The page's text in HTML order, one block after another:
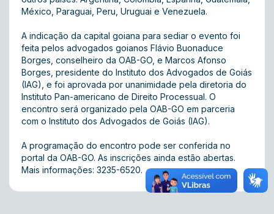
México, Paraguai, Peru, Uruguai e Venezuela.
A indicação da capital goiana para sediar o evento foi
feita pelos advogados goianos Flávio Buonaduce
Borges, conselheiro da OAB-GO, e Marcos Afonso
Borges, presidente do Instituto dos Advogados de Goiás
(IAG), e foi aprovada por unanimidade pela diretoria do
Instituto Pan-americano de Direito Processual. O
encontro será organizado pela OAB-GO em parceria
com o Instituto dos Advogados de Goiás (IAG).
A programação do encontro pode ser conferida no
portal da OAB-GO. As inscrições ainda estão abertas.
Mais informações: 3235-6520.